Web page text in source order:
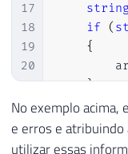
17
18
19
20
21
22
23
24
if
(
{
}
else
{
No exemplo acima,
e erros e
utilizar essas